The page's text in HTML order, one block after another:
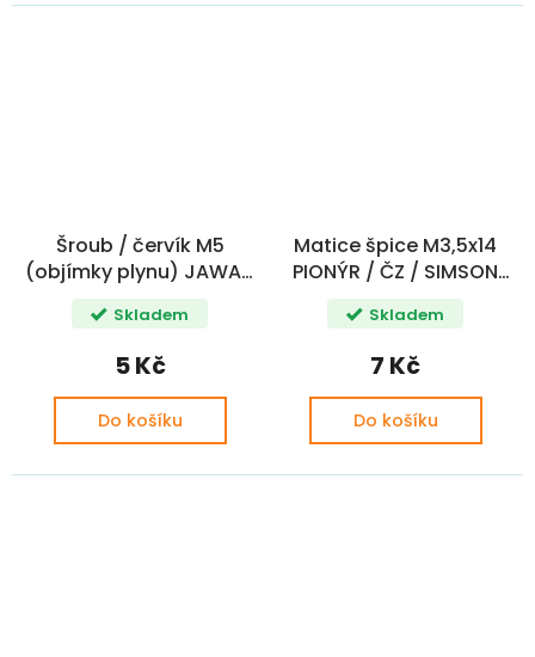
Šroub / červík M5
(objímky plynu) JAWA /
ČZ
Skladem
5 Kč
Do košíku
Matice špice M3,5x14
PIONÝR / ČZ / SIMSON
CZ
Skladem
7 Kč
Do košíku